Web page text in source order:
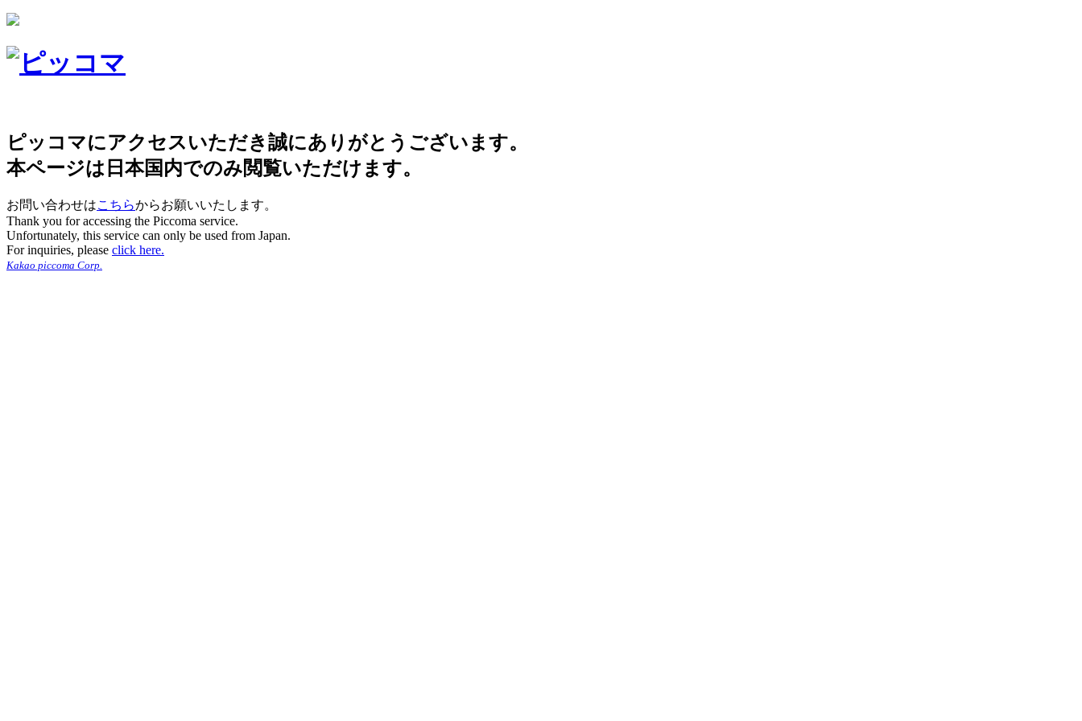
ピッコマにアクセスいただき誠にありがとうございます。
本ページは日本国内でのみ閲覧いただけます。
お問い合わせはこちらからお願いいたします。
Thank you for accessing the Piccoma service.
Unfortunately, this service can only be used from Japan.
For inquiries, please click here.
Kakao piccoma Corp.